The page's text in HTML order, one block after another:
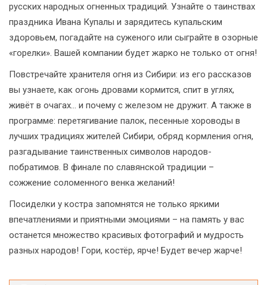
русских народных огненных традиций. Узнайте о таинствах
праздника Ивана Купалы и зарядитесь купальским
здоровьем, погадайте на суженого или сыграйте в озорные
«горелки». Вашей компании будет жарко не только от огня!
Повстречайте хранителя огня из Сибири: из его рассказов
вы узнаете, как огонь дровами кормится, спит в углях,
живёт в очагах... и почему с железом не дружит. А также в
программе: перетягивание палок, песенные хороводы в
лучших традициях жителей Сибири, обряд кормления огня,
разгадывание таинственных символов народов-
побратимов. В финале по славянской традиции –
сожжение соломенного венка желаний!
Посиделки у костра запомнятся не только яркими
впечатлениями и приятными эмоциями – на память у вас
останется множество красивых фотографий и мудрость
разных народов! Гори, костёр, ярче! Будет вечер жарче!